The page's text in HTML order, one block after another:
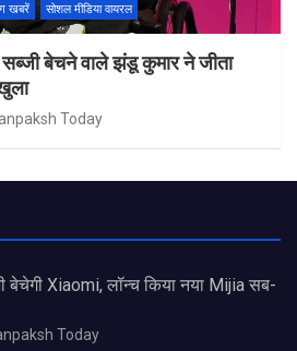
खबरें सोशल मीडिया वायरल
बेचने वाले झंडू कुमार ने जीता
Today
बेचेगी Xiaomi, लॉन्च किया नया Mijia सब-
Today